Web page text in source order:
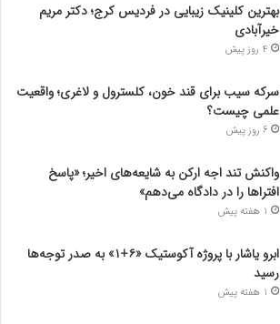
بهترین کلینیک زیبایی در فردیس کرج؛ دکتر مریم
خیرآبادی
4 روز پیش
سرکه سیب برای قند خون، کلسترول و لاغری؛ واقعیت
علمی چیست؟
6 روز پیش
واکنش تند اجه ارکن به شایعه‌های اخیر؛ «پاسخ
افتراها را در دادگاه می‌دهم»
1 هفته پیش
ابرو یاشار با پروژه آکوستیک «۶+۱» به صدر توجه‌ها
رسید
1 هفته پیش